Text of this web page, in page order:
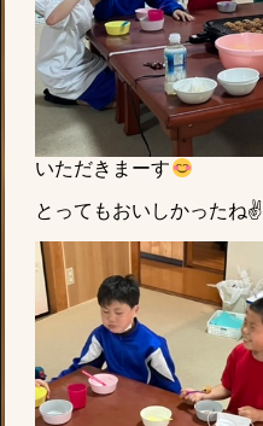
いただきまーす
とってもおいしかったね✌️